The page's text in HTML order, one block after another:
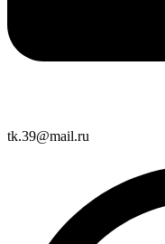
tk.39@mail.ru